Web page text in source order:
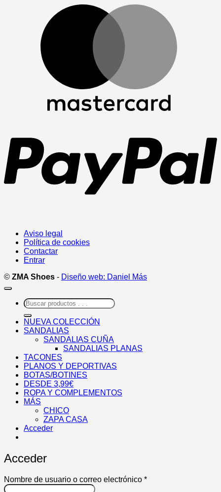
Aviso legal
Política de cookies
Contactar
Entrar
© ZMA Shoes - Diseño web: Daniel Más
Buscar
por:
NUEVA COLECCIÓN
SANDALIAS
SANDALIAS CUÑA
SANDALIAS PLANAS
TACONES
PLANOS Y DEPORTIVAS
BOTAS/BOTINES
DESDE 3,99€
ROPA Y COMPLEMENTOS
MÁS
CHICO
ZAPA CASA
Acceder
Acceder
Nombre de usuario o correo electrónico *Obligatorio